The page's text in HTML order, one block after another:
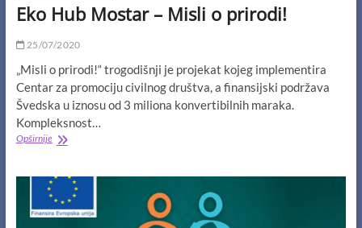
Eko Hub Mostar – Misli o prirodi!
25/07/2020
„Misli o prirodi!“ trogodišnji je projekat kojeg implementira
Centar za promociju civilnog društva, a finansijski podržava
Švedska u iznosu od 3 miliona konvertibilnih maraka.
Kompleksnost…
OpširnijeEko
–
Misli
o